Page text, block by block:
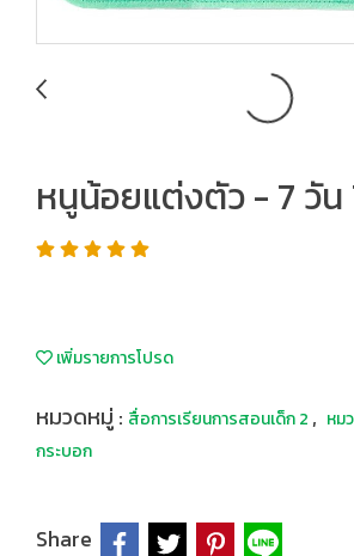
หนูน้อยแต่งตัว - 7 วัน
เพิ่มรายการโปรด
หมวดหมู่ : สื่อการเรียนการสอนเด็ก 2 , หม
กระบอก
Share